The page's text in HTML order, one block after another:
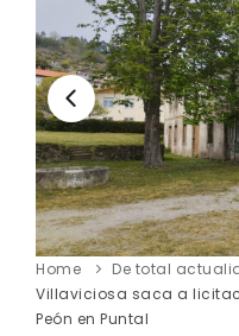
Home De total
Villaviciosa saca a
Peón en Puntal